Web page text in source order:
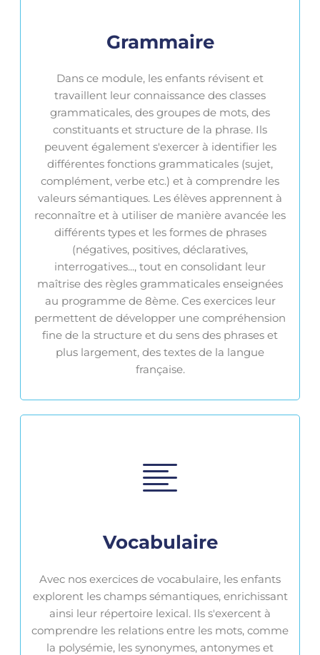
Grammaire
Dans ce module, les enfants révisent et
travaillent leur connaissance des classes
grammaticales, des groupes de mots, des
constituants et structure de la phrase. Ils
peuvent également s'exercer à identifier les
différentes fonctions grammaticales (sujet,
complément, verbe etc.) et à comprendre les
valeurs sémantiques. Les élèves apprennent à
reconnaître et à utiliser de manière avancée les
différents types et les formes de phrases
(négatives, positives, déclaratives,
interrogatives..., tout en consolidant leur
maîtrise des règles grammaticales enseignées
au programme de 8ème. Ces exercices leur
permettent de développer une compréhension
fine de la structure et du sens des phrases et
plus largement, des textes de la langue
française.
Vocabulaire
Avec nos exercices de vocabulaire, les enfants
explorent les champs sémantiques, enrichissant
ainsi leur répertoire lexical. Ils s'exercent à
comprendre les relations entre les mots, comme
la polysémie, les synonymes, antonymes et